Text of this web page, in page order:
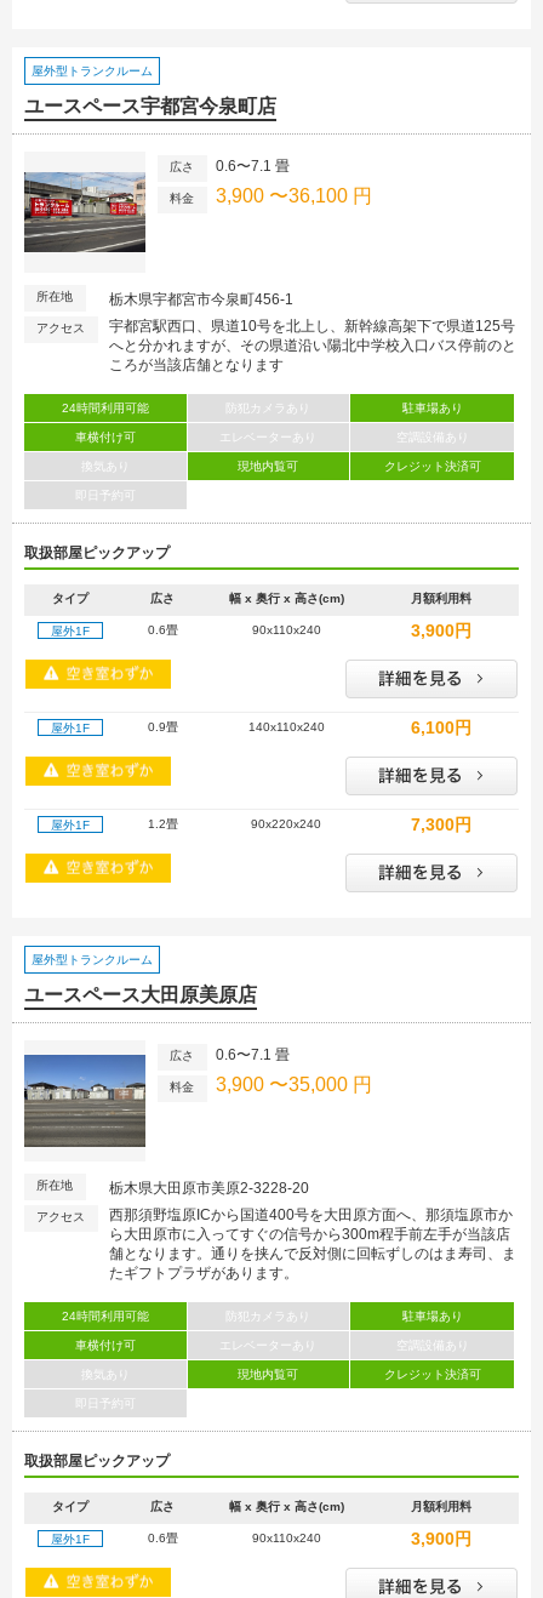
屋外型トランクルーム
ユースペース宇都宮今泉町店
広さ 0.6〜7.1 畳
料金 3,900 〜36,100 円
所在地 栃木県宇都宮市今泉町456-1
アクセス
宇都宮駅西口、県道10号を北上し、新幹線高架下で県道125号
へと分かれますが、その県道沿い陽北中学校入口バス停前のと
ころが当該店舗となります
24時間利用可能 防犯カメラあり 駐車場あり
車横付け可 エレベーターあり 空調設備あり
換気あり 現地内覧可 クレジット決済可
即日予約可
取扱部屋ピックアップ
タイプ 広さ 幅 x 奥行 x 高さ(cm) 月額利用料
屋外1F 0.6畳 90x110x240 3,900円
屋外1F 0.9畳 140x110x240 6,100円
屋外1F 1.2畳 90x220x240 7,300円
屋外型トランクルーム
ユースペース大田原美原店
広さ 0.6〜7.1 畳
料金 3,900 〜35,000 円
所在地 栃木県大田原市美原2-3228-20
アクセス
西那須野塩原ICから国道400号を大田原方面へ、那須塩原市か
ら大田原市に入ってすぐの信号から300m程手前左手が当該店
舗となります。通りを挟んで反対側に回転ずしのはま寿司、ま
たギフトプラザがあります。
24時間利用可能 防犯カメラあり 駐車場あり
車横付け可 エレベーターあり 空調設備あり
換気あり 現地内覧可 クレジット決済可
即日予約可
取扱部屋ピックアップ
タイプ 広さ 幅 x 奥行 x 高さ(cm) 月額利用料
屋外1F 0.6畳 90x110x240 3,900円